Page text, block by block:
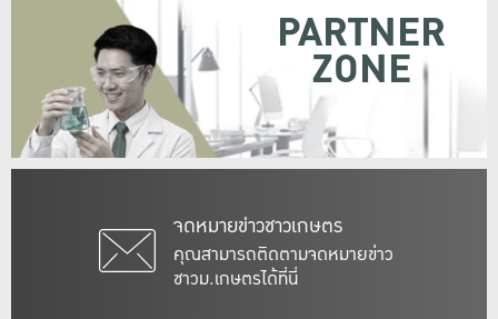
จดหมายข่าวชาวเกษตร
คุณสามารถติดตามจดหมายข่าว
ชาวม.เกษตรได้ที่นี่
PARTNER
ZONE